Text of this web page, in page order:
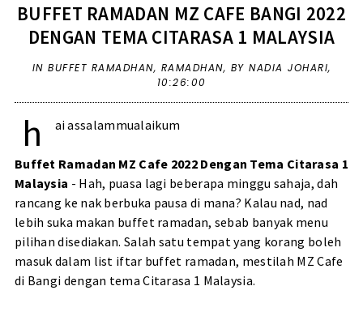
BUFFET RAMADAN MZ CAFE BANGI 2022
DENGAN TEMA CITARASA 1 MALAYSIA
IN BUFFET RAMADHAN, RAMADHAN, BY NADIA JOHARI,
10:26:00
h ai assalammualaikum
Buffet Ramadan MZ Cafe 2022 Dengan Tema Citarasa 1
Malaysia - Hah, puasa lagi beberapa minggu sahaja, dah
rancang ke nak berbuka pausa di mana? Kalau nad, nad
lebih suka makan buffet ramadan, sebab banyak menu
pilihan disediakan. Salah satu tempat yang korang boleh
masuk dalam list iftar buffet ramadan, mestilah MZ Cafe
di Bangi dengan tema Citarasa 1 Malaysia.